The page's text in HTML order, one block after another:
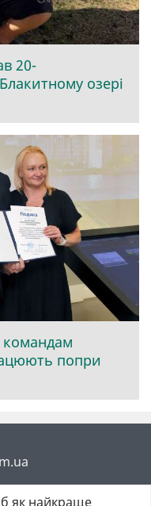
20-
озері
командам
попри
як найкраще